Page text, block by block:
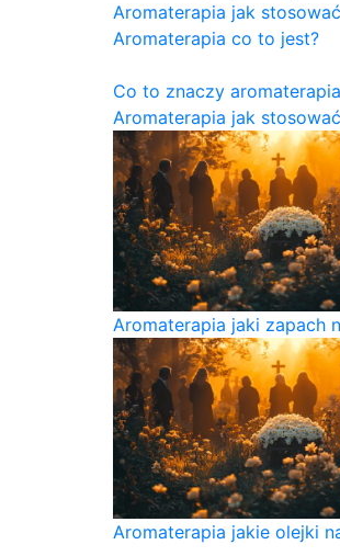
Aromaterapia jak
Aromaterapia co to jest?
Co to znaczy
Aromaterapia jak
Aromaterapia jaki zapach
Aromaterapia jakie olejki